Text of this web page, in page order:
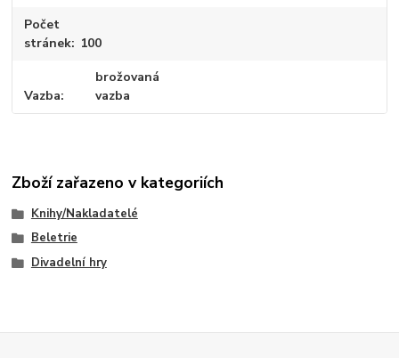
Počet
stránek
100
Vazba
brožovaná
vazba
Zboží zařazeno v kategoriích
Knihy/Nakladatelé
Beletrie
Divadelní hry